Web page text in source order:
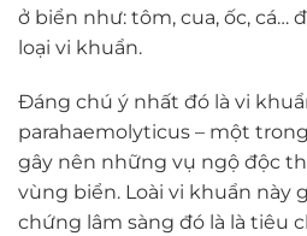
ở biển như: tôm, cua, ốc, cá…
loại vi khuẩn.
Đáng chú ý nhất đó là vi
parahaemolyticus – một
gây nên những vụ ngộ độc
vùng biển. Loài vi khuẩn này
chứng lâm sàng đó là là tiêu